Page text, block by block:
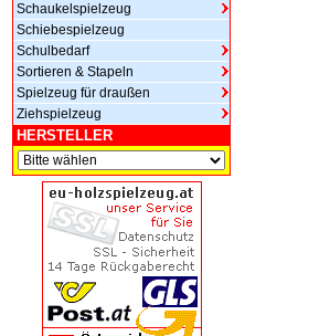
Schaukelspielzeug
Schiebespielzeug
Schulbedarf
Sortieren & Stapeln
Spielzeug für draußen
Ziehspielzeug
HERSTELLER